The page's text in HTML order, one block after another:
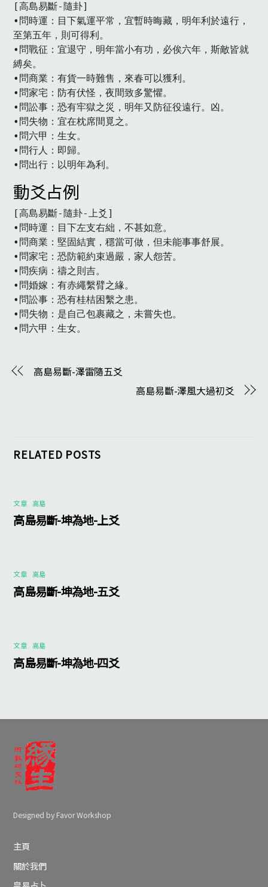
[高島易斷-隨卦]
•問時運：目下氣運平常，宜暫時晦藏，明年利於遠行，
至第五年，則可得利。
•問戰征：宜退守，明年當小有功，必俟六年，斯敵皆就
縛矣。
•問商業：有貨一時難售，來春可以獲利。
•問家宅：防有伏怪，夜間致多驚懼。
•問訟事：恐有牢獄之災，明年又防征役遠行。凶。
•問失物：宜在枕席間覓之。
•問六甲：生女。
•問行人：即歸。
•問出行：以明年為利。
動爻占例
[高島易斷-隨卦-上爻]
•問時運：目下左支右絀，不甚如意。
•問商業：堅固結實，穩當可做，但未能事事舒展。
•問家宅：恐防範約束過嚴，家人怨苦。
•問疾病：禱之則吉。
•問婚嫁：有赤繩繫臂之緣。
•問訟事：恐有桂桔困繫之患。
•問失物：是自己包裹藏之，未嘗失也。
•問六甲：生女。
高島易斷-澤雷隨五爻
高島易斷-澤風大過初爻
RELATED POSTS
文章 高島
高島易斷-坤為地-上爻
文章 高島
高島易斷-坤為地-五爻
文章 高島
高島易斷-坤為地-四爻
Designed by Favor Workshop
主頁
關於我們